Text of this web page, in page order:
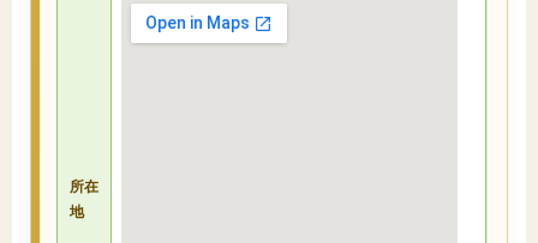
所在
地